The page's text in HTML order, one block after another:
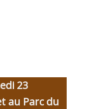
23
au Parc du